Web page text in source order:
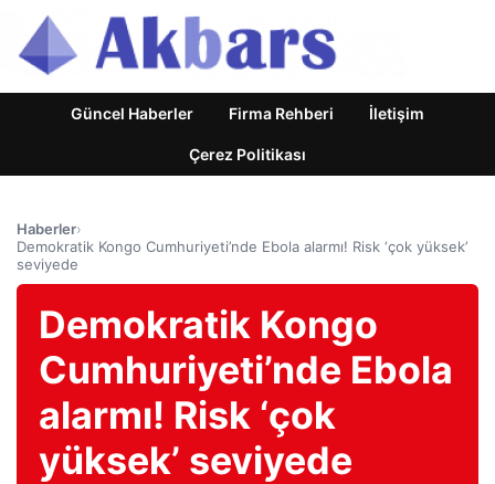
Güncel Haberler Firma Rehberi İletişim
Çerez Politikası
Haberler›
Demokratik Kongo Cumhuriyeti’nde Ebola alarmı! Risk ‘çok yüksek’
seviyede
Demokratik Kongo
Cumhuriyeti’nde Ebola
alarmı! Risk ‘çok
yüksek’ seviyede